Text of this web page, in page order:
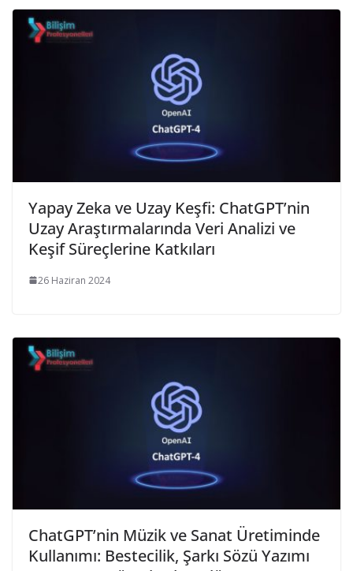
Yapay Zeka ve Uzay Keşfi: ChatGPT’nin
Uzay Araştırmalarında Veri Analizi ve
Keşif Süreçlerine Katkıları
26 Haziran 2024
ChatGPT’nin Müzik ve Sanat Üretiminde
Kullanımı: Bestecilik, Şarkı Sözü Yazımı